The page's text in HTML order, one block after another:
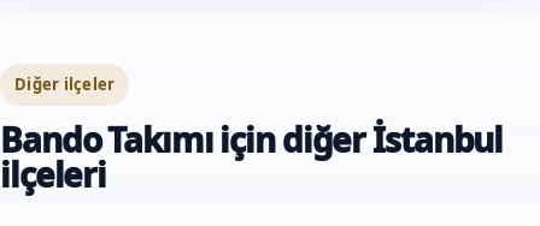
Diğer ilçeler
Bando Takımı için diğer İstanbul
ilçeleri